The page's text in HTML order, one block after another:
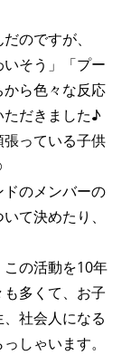
のですが、
いそう」「プー
ら色々な反応
ただきました♪
っている子供
のメンバーの
て決めたり、
の活動を10年
多くて、お子
社会人になる
しゃいます。